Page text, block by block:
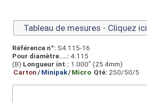
Tableau de mesures - Cliquez ici
Référence n°: S4.115-16
Pour diamètre....: 4.115
(B) Longueur int.: 1.000” (25.4mm)
Carton/Minipak/Micro Qté: 250/50/5